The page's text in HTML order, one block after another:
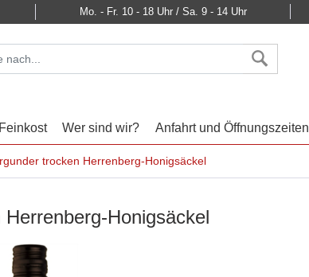
Mo. - Fr. 10 - 18 Uhr / Sa. 9 - 14 Uhr
Feinkost Wer sind wir? Anfahrt und Öffnungszeiten
trocken Herrenberg-Honigsäckel
Honigsäckel